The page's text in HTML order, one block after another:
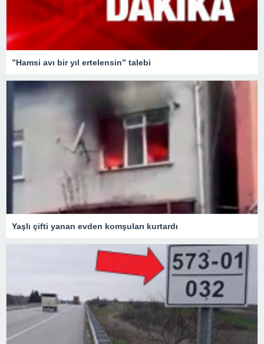
”Hamsi avı bir yıl ertelensin” talebi
Yaşlı çifti yanan evden komşuları kurtardı